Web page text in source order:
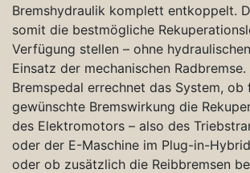
Bremshydraulik komplett entkoppelt.
somit die bestmögliche
Verfügung stellen – ohne
Einsatz der mechanischen
Bremspedal errechnet das System, ob
gewünschte Bremswirkung die
des Elektromotors – also des
oder der E-Maschine im Plug-in-
oder ob zusätzlich die Reibbremsen